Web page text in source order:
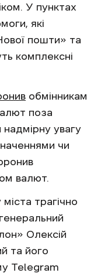
У пунктах
які
пошти» та
комплексні
обмінникам
поза
увагу
чи
валют.
трагічно
Олексій
та його
Telegram